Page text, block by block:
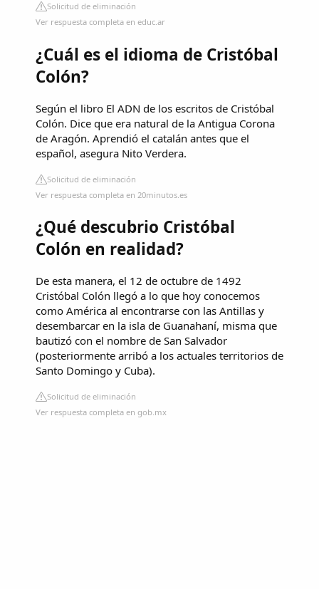
Solicitud de eliminación
Ver respuesta completa en educ.ar
¿Cuál es el idioma de Cristóbal
Colón?
Según el libro El ADN de los escritos de Cristóbal
Colón. Dice que era natural de la Antigua Corona
de Aragón. Aprendió el catalán antes que el
español, asegura Nito Verdera.
Solicitud de eliminación
Ver respuesta completa en 20minutos.es
¿Qué descubrio Cristóbal
Colón en realidad?
De esta manera, el 12 de octubre de 1492
Cristóbal Colón llegó a lo que hoy conocemos
como América al encontrarse con las Antillas y
desembarcar en la isla de Guanahaní, misma que
bautizó con el nombre de San Salvador
(posteriormente arribó a los actuales territorios de
Santo Domingo y Cuba).
Solicitud de eliminación
Ver respuesta completa en gob.mx